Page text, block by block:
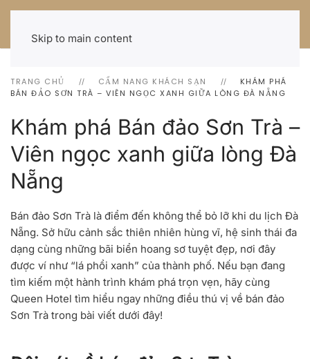
Skip to main content
TRANG CHỦ CẨM NANG KHÁCH SẠN
KHÁM PHÁ
BÁN ĐẢO SƠN TRÀ – VIÊN NGỌC XANH GIỮA LÒNG ĐÀ NẴNG
Khám phá Bán đảo Sơn Trà –
Viên ngọc xanh giữa lòng Đà
Nẵng
Bán đảo Sơn Trà là điểm đến không thể bỏ lỡ khi du lịch Đà
Nẵng. Sở hữu cảnh sắc thiên nhiên hùng vĩ, hệ sinh thái đa
dạng cùng những bãi biển hoang sơ tuyệt đẹp, nơi đây
được ví như “lá phổi xanh” của thành phố. Nếu bạn đang
tìm kiếm một hành trình khám phá trọn vẹn, hãy cùng
Queen Hotel tìm hiểu ngay những điều thú vị về bán đảo
Sơn Trà trong bài viết dưới đây!